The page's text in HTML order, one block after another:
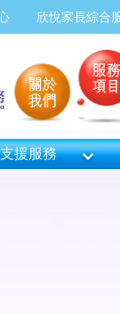
欣悅家長綜合
援服務